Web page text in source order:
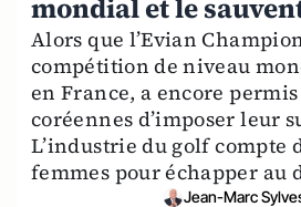
mondial et le
Alors que l’Evian
compétition de niveau
en France, a encore
coréennes d’imposer leur
L’industrie du golf compte
femmes pour échapper au
Jean-Marc